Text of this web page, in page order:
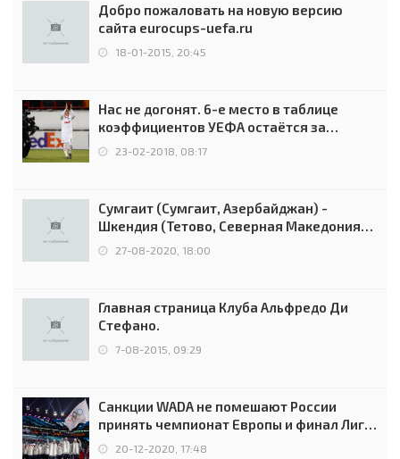
Добро пожаловать на новую версию
сайта eurocups-uefa.ru
18-01-2015, 20:45
Нас не догонят. 6-е место в таблице
коэффициентов УЕФА остаётся за
Россией
23-02-2018, 08:17
Сумгаит (Сумгаит, Азербайджан) -
Шкендия (Тетово, Северная Македония) -
0:2 (0:0)
27-08-2020, 18:00
Главная страница Клуба Альфредо Ди
Стефано.
7-08-2015, 09:29
Санкции WADA не помешают России
принять чемпионат Европы и финал Лиги
чемпионов.
20-12-2020, 17:48